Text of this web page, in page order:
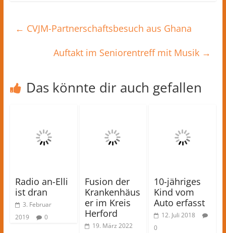
← CVJM-Partnerschaftsbesuch aus Ghana
Auftakt im Seniorentreff mit Musik →
Das könnte dir auch gefallen
Radio an-Elli
ist dran
3. Februar
2019
0
Fusion der
Krankenhäus
er im Kreis
Herford
19. März 2022
10-jähriges
Kind vom
Auto erfasst
12. Juli 2018
0